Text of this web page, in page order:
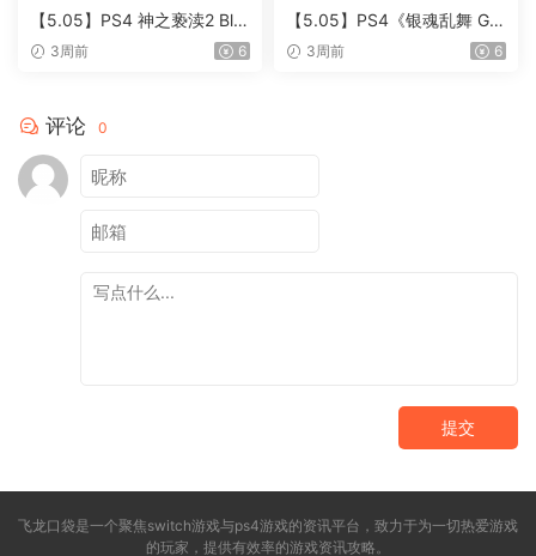
【5.05】PS4 神之亵渎2 Bla
sphemous 2 欧版中文PKG C
3周前 6
【5.05】PS4《银魂乱舞 Gin
tama Rumble》中文版pkg下
3周前 6
评论 0
提交
飞龙口袋是一个聚焦switch游戏与ps4游戏的资讯平台，致力于为一切热爱游戏
的玩家，提供有效率的游戏资讯攻略。